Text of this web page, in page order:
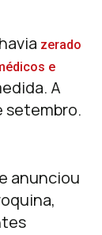
zerado
e
A
setembro.
anunciou